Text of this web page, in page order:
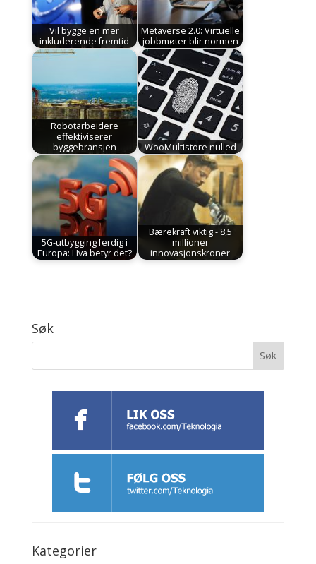
Vil bygge en mer
inkluderende fremtid
Metaverse 2.0: Virtuelle
jobbmøter blir normen
Robotarbeidere
effektiviserer
byggebransjen
WooMultistore nulled
5G-utbygging ferdig i
Europa: Hva betyr det?
Bærekraft viktig - 8,5
millioner
innovasjonskroner
Søk
Kategorier